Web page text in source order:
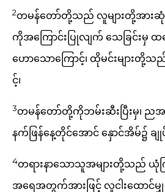
2တမန်တော်တို့သည် လူများတို့အားဆုံ
ကိုအကြောင်းပြုလျက် သေခြင်းမှ ထ
ဟောသောကြောင့်၊ ထိုမင်းများတို့
င့်၊
3တမန်တော်တို့ကိုဘမ်းဆီးပြီးမှ၊ ညအခ
နက်ဖြန်နေ့တိုင်အောင် နှောင်အိမ်၌ ခ
4တရားနာသောသူအများတို့သည် ယုံ
အရေအတွက်အားဖြင့် လူငါးထောင်မ